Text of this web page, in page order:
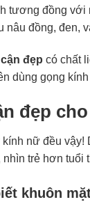
tương đồng với
nâu đồng, đen,
đẹp có chất
dùng gọng
đẹp
nữ đều vậy!
nhìn trẻ hơn
khuôn